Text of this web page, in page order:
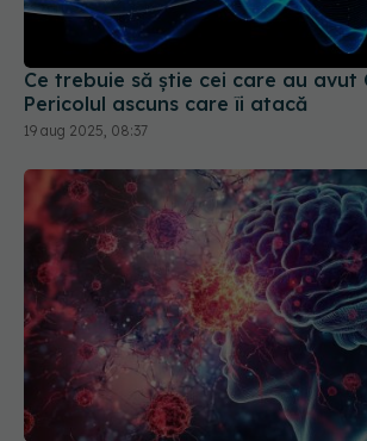
Ce trebuie să știe cei care au avut
Pericolul ascuns care îi atacă
19 aug 2025, 08:37